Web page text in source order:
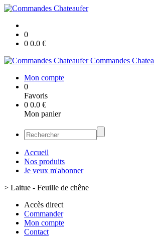
0
0 0.0 €
Commandes
Mon compte
0
Favoris
0 0.0 €
Mon panier
Accueil
Nos produits
Je veux m'abonner
> Laitue - Feuille de chêne
Accès direct
Commander
Mon compte
Contact